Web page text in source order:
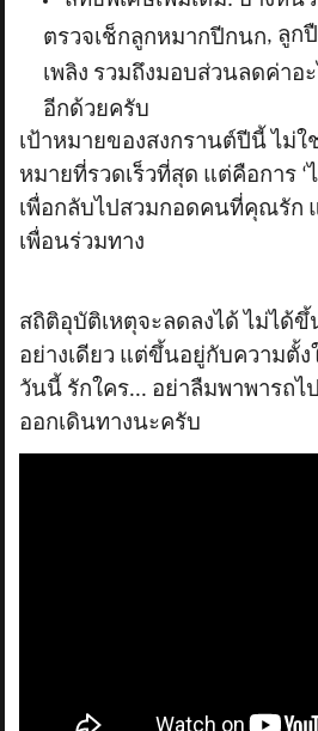
ตรวจเช็กลูกหมากปีกนก, ลูก
เพลิง รวมถึงมอบส่วนลดค่าอ
อีกด้วยครับ
เป้าหมายของสงกรานต์ปีนี้ ไม่ใ
หมายที่รวดเร็วที่สุด แต่คือการ ‘
เพื่อกลับไปสวมกอดคนที่คุณรัก
เพื่อนร่วมทาง
สถิติอุบัติเหตุจะลดลงได้ ไม่ได้ขึ้
อย่างเดียว แต่ขึ้นอยู่กับความตั้ง
วันนี้ รักใคร... อย่าลืมพาพารถไ
ออกเดินทางนะครับ